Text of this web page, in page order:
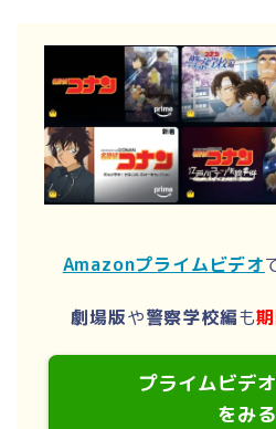
Amazonプライムビデオ
劇場版や警察学校編も
プライムビデ
をみる